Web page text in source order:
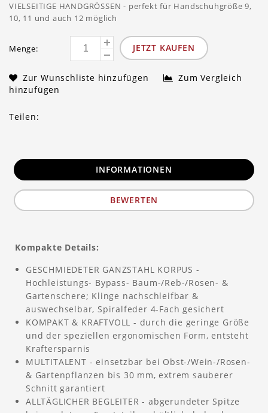
VIELSEITIGE HANDGRÖSSEN - perfekt für Handschuhgröße 9,
10, 11 und auch 12 möglich
Menge: JETZT KAUFEN
Zur Wunschliste hinzufügen
Zum Vergleich
hinzufügen
Teilen:
INFORMATIONEN
BEWERTEN
Kompakte Details:
GESCHMIEDETER GANZSTAHL KORPUS -
Hochleistungs- Bypass- Baum-/Reb-/Rosen- &
Gartenschere; Klinge nachschleifbar &
auswechselbar, Spiralfeder 4-Fach gesichert
KOMPAKT & KRAFTVOLL - durch die geringe Größe
und der speziellen ergonomischen Form, entsteht
Kraftersparnis
MULTITALENT - einsetzbar bei Obst-/Wein-/Rosen-
& Gartenpflanzen bis 30 mm, extrem sauberer
Schnitt garantiert
ALLTÄGLICHER BEGLEITER - abgerundeter Spitze